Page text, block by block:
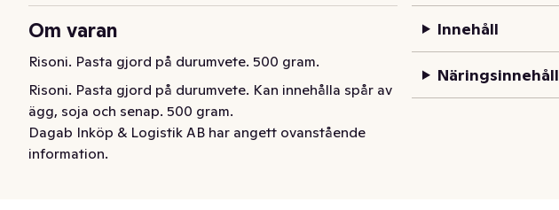
Om varan
Risoni. Pasta gjord på durumvete. 500 gram.
Risoni. Pasta gjord på durumvete. Kan innehålla spår av
ägg, soja och senap. 500 gram.
Dagab Inköp & Logistik AB har angett ovanstående
information.
Innehåll
Näringsinnehåll